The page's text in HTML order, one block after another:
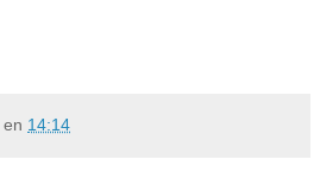
en 14:14